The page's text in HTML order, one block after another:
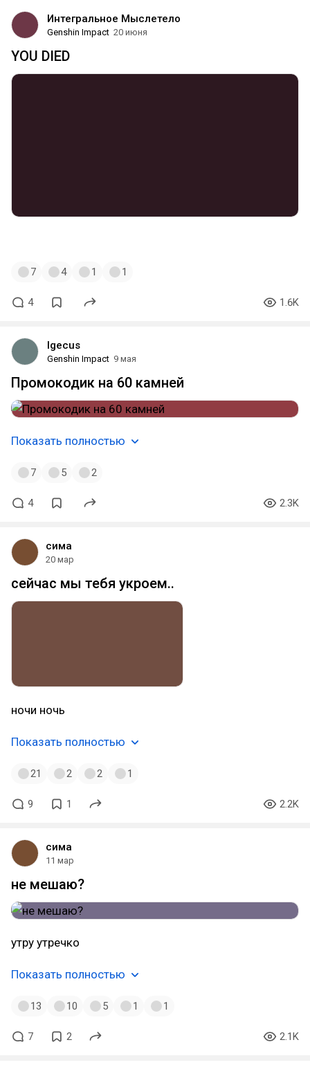
Интегральное Мыслетело
Genshin Impact 20 июня
YOU DIED
7 4 1 1
4 1.6K
Igecus
Genshin Impact 9 мая
Промокодик на 60 камней
Показать полностью
7 5 2
4 2.3K
сима
20 мар
сейчас мы тебя укроем..
ночи ночь
Показать полностью
21 2 2 1
9 1 2.2K
сима
11 мар
не мешаю?
утру утречко
Показать полностью
13 10 5 1 1
7 2 2.1K